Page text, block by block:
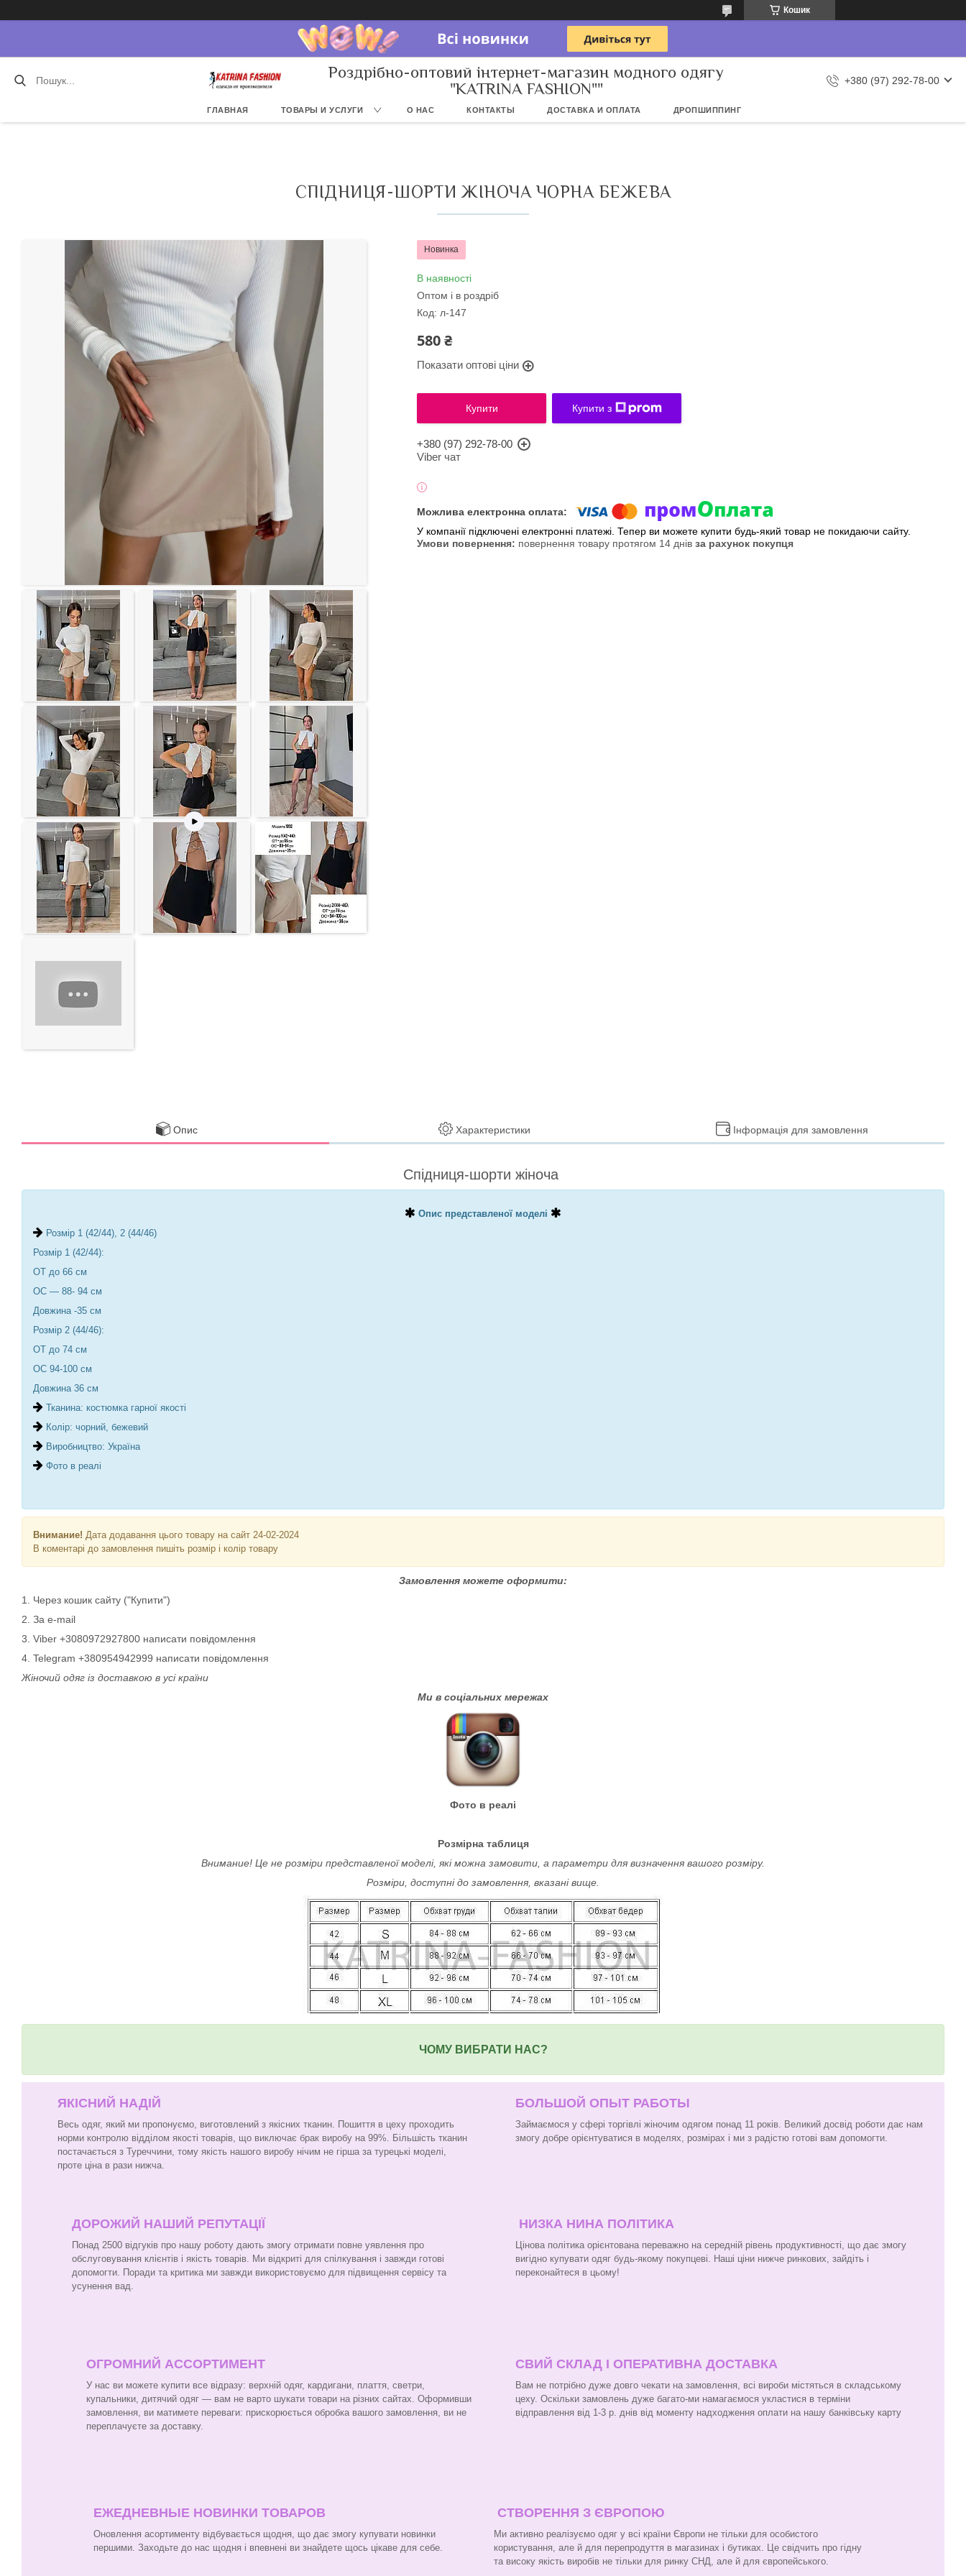
Кошик
Роздрібно-оптовий інтернет-магазин модного одягу
"KATRINA FASHION""
+380 (97) 292-78-00
ГЛАВНАЯ ТОВАРЫ И УСЛУГИ О НАС КОНТАКТЫ ДОСТАВКА И ОПЛАТА ДРОПШИППИНГ
СПІДНИЦЯ-ШОРТИ ЖІНОЧА ЧОРНА БЕЖЕВА
Новинка
В наявності
Оптом і в роздріб
Код: л-147
580 ₴
Показати оптові ціни
Купити Купити з
+380 (97) 292-78-00
Viber чат
У компанії підключені електронні платежі. Тепер ви можете купити будь-який товар не покидаючи сайту.
повернення товару протягом 14 днів за рахунок покупця
Опис Характеристики Інформація для замовлення
Спідниця-шорти жіноча
Опис представленої моделі
Розмір 1 (42/44), 2 (44/46)
Розмір 1 (42/44):
ОТ до 66 см
ОС — 88- 94 см
Довжина -35 см
Розмір 2 (44/46):
ОТ до 74 см
ОС 94-100 см
Довжина 36 см
Тканина: костюмка гарної якості
Колір: чорний, бежевий
Виробництво: Україна
Фото в реалі
Внимание! Дата додавання цього товару на сайт 24-02-2024
В коментарі до замовлення пишіть розмір і колір товару
Замовлення можете оформити:
1. Через кошик сайту ("Купити")
2. За e-mail
3. Viber +3080972927800 написати повідомлення
4. Telegram +380954942999 написати повідомлення
Жіночий одяг із доставкою в усі країни
Ми в соціальних мережах
Фото в реалі
Розмірна таблиця
Внимание! Це не розміри представленої моделі, які можна замовити, а параметри для визначення вашого розміру.
Розміри, доступні до замовлення, вказані вище.
ЧОМУ ВИБРАТИ НАС?
ЯКІСНИЙ НАДІЙ
Весь одяг, який ми пропонуємо, виготовлений з якісних тканин. Пошиття в цеху проходить
норми контролю відділом якості товарів, що виключає брак виробу на 99%. Більшість тканин
постачається з Туреччини, тому якість нашого виробу нічим не гірша за турецькі моделі,
проте ціна в рази нижча.
БОЛЬШОЙ ОПЫТ РАБОТЫ
Займаємося у сфері торгівлі жіночим одягом понад 11 років. Великий досвід роботи дає нам
змогу добре орієнтуватися в моделях, розмірах і ми з радістю готові вам допомогти.
ДОРОЖИЙ НАШИЙ РЕПУТАЦІЇ
Понад 2500 відгуків про нашу роботу дають змогу отримати повне уявлення про
обслуговування клієнтів і якість товарів. Ми відкриті для спілкування і завжди готові
допомогти. Поради та критика ми завжди використовуємо для підвищення сервісу та
усунення вад.
НИЗКА НИНА ПОЛІТИКА
Цінова політика орієнтована переважно на середній рівень продуктивності, що дає змогу
вигідно купувати одяг будь-якому покупцеві. Наші ціни нижче ринкових, зайдіть і
переконайтеся в цьому!
ОГРОМНИЙ АССОРТИМЕНТ
У нас ви можете купити все відразу: верхній одяг, кардигани, плаття, светри,
купальники, дитячий одяг — вам не варто шукати товари на різних сайтах. Оформивши
замовлення, ви матимете переваги: прискорюється обробка вашого замовлення, ви не
переплачуєте за доставку.
СВИЙ СКЛАД І ОПЕРАТИВНА ДОСТАВКА
Вам не потрібно дуже довго чекати на замовлення, всі вироби містяться в складському
цеху. Оскільки замовлень дуже багато-ми намагаємося укластися в терміни
відправлення від 1-3 р. днів від моменту надходження оплати на нашу банківську карту
ЕЖЕДНЕВНЫЕ НОВИНКИ ТОВАРОВ
Оновлення асортименту відбувається щодня, що дає змогу купувати новинки
першими. Заходьте до нас щодня і впевнені ви знайдете щось цікаве для себе.
СТВОРЕННЯ З ЄВРОПОЮ
Ми активно реалізуємо одяг у всі країни Європи не тільки для особистого
користування, але й для перепродуття в магазинах і бутиках. Це свідчить про гідну
та високу якість виробів не тільки для ринку СНД, але й для європейського.